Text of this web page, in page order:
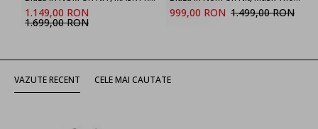
1.149,00 RON
1.699,00 RON
999,00 RON 1.499,00 RON
VAZUTE RECENT CELE MAI CAUTATE